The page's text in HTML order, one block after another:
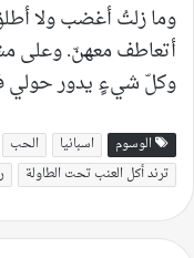
وما زلتُ أغضب ولا
أتعاطف معهنّ. وعلى
وكلّ شيءٍ يدور حولي
الوسوم اسبانيا الحب
ترند أكل العنب تحت الطاولة